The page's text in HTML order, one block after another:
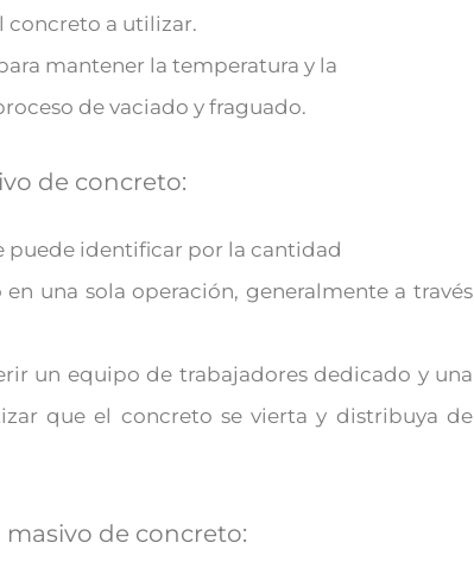
concreto a utilizar.
mantener la temperatura y la
de vaciado y fraguado.
de concreto:
puede identificar por la cantidad
una sola operación, generalmente a través
un equipo de trabajadores dedicado y una
que el concreto se vierta y distribuya de
masivo de concreto: